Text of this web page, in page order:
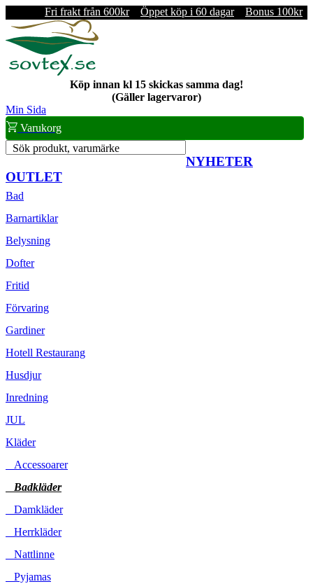
Fri frakt från 600kr Öppet köp i 60 dagar Bonus 100kr
Köp innan kl 15 skickas samma dag!
(Gäller lagervaror)
Min Sida
Varukorg
Sök produkt, varumärke
NYHETER
OUTLET
Bad
Barnartiklar
Belysning
Dofter
Fritid
Förvaring
Gardiner
Hotell Restaurang
Husdjur
Inredning
JUL
Kläder
Accessoarer
Badkläder
Damkläder
Herrkläder
Nattlinne
Pyjamas